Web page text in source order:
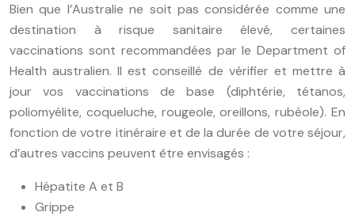
Bien que l’Australie ne soit pas considérée comme une
destination à risque sanitaire élevé, certaines
vaccinations sont recommandées par le Department of
Health australien. Il est conseillé de vérifier et mettre à
jour vos vaccinations de base (diphtérie, tétanos,
poliomyélite, coqueluche, rougeole, oreillons, rubéole). En
fonction de votre itinéraire et de la durée de votre séjour,
d’autres vaccins peuvent être envisagés :
Hépatite A et B
Grippe